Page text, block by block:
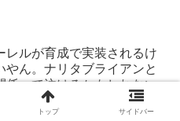
レルが育成で実装されるけ
やん。ナリタブライアンと
係って泣けるかもしれない
トップ サイドバー